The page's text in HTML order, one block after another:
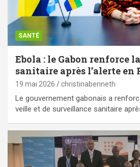
SANTÉ
Ebola : le Gabon renforce
sanitaire après l’alerte en
19 mai 2026 christinabenneth
Le gouvernement gabonais a
veille et de surveillance sanitaire